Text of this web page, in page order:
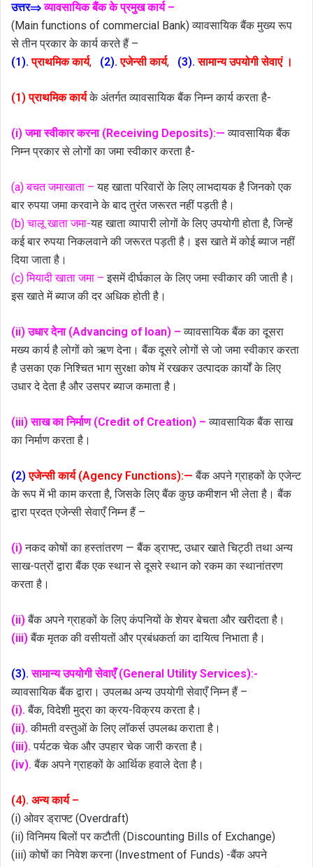
उत्तर⇒ व्यावसायिक बैंक के प्रमुख कार्य –
(Main functions of commercial Bank) व्यावसायिक बैंक मुख्य रूप
से तीन प्रकार के कार्य करते हैं –
(1).प्राथमिक कार्य, (2). एजेन्सी कार्य, (3). सामान्य उपयोगी सेवाएं ।
(1) प्राथमिक कार्यके अंतर्गत व्यावसायिक बैंक निम्न कार्य करता है-
(i) जमा स्वीकार करना (Receiving Deposits):— व्यावसायिक बैंक
निम्न प्रकार से लोगों का जमा स्वीकार करता है-
(a) बचत जमाखाता – यह खाता परिवारों के लिए लाभदायक है जिनको एक
बार रुपया जमा करवाने के बाद तुरंत जरूरत नहीं पड़ती है।
(b) चालू खाता जमा-यह खाता व्यापारी लोगों के लिए उपयोगी होता है, जिन्हें
कई बार रुपया निकलवाने की जरूरत पड़ती है। इस खाते में कोई ब्याज नहीं
दिया जाता है।
(c) मियादी खाता जमा – इसमें दीर्घकाल के लिए जमा स्वीकार की जाती है।
इस खाते में ब्याज की दर अधिक होती है।
(ii) उधार देना (Advancing of loan) – व्यावसायिक बैंक का दूसरा
मख्य कार्य है लोगों को ऋण देना। बैंक दूसरे लोगों से जो जमा स्वीकार करता
है उसका एक निश्चित भाग सुरक्षा कोष में रखकर उत्पादक कार्यों के लिए
उधार दे देता है और उसपर ब्याज कमाता है।
(iii) साख का निर्माण (Credit of Creation) – व्यावसायिक बैंक साख
का निर्माण करता है।
(2)एजेन्सी कार्य (Agency Functions):— बैंक अपने ग्राहकों के एजेन्ट
के रूप में भी काम करता है, जिसके लिए बैंक कुछ कमीशन भी लेता है। बैंक
द्वारा प्रदत एजेन्सी सेवाएँ निम्न हैं –
(i) नकद कोषों का हस्तांतरण — बैंक ड्राफ्ट, उधार खाते चिट्ठी तथा अन्य
साख-पत्रों द्वारा बैंक एक स्थान से दूसरे स्थान को रकम का स्थानांतरण
करता है।
(ii) बैंक अपने ग्राहकों के लिए कंपनियों के शेयर बेचता और खरीदता है।
(iii) बैंक मृतक की वसीयतों और प्रबंधकर्ता का दायित्व निभाता है।
(3).सामान्य उपयोगी सेवाएँ (General Utility Services):-
व्यावसायिक बैंक द्वारा। उपलब्ध अन्य उपयोगी सेवाएँ निम्न हैं –
(i). बैंक, विदेशी मुद्रा का क्रय-विक्रय करता है।
(ii). कीमती वस्तुओं के लिए लॉकर्स उपलब्ध कराता है।
(iii). पर्यटक चेक और उपहार चेक जारी करता है।
(iv). बैंक अपने ग्राहकों के आर्थिक हवाले देता है।
(4). अन्य कार्य –
(i) ओवर ड्राफ्ट (Overdraft)
(ii) विनिमय बिलों पर कटौती (Discounting Bills of Exchange)
(iii) कोषों का निवेश करना (Investment of Funds) -बैंक अपने